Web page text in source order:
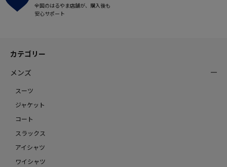
全国のはるやま店舗が、購入後も
安心サポート
カテゴリー
メンズ
スーツ
ジャケット
コート
スラックス
アイシャツ
ワイシャツ